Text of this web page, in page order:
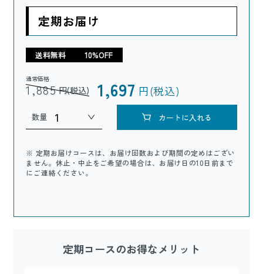
定期お届け
送料無料 10%OFF
通常価格
1,885 円(税込) 1,697 円(税込)
数量 カートに入れる
※ 定期お届けコースは、お届け回数および期間の定めはござい
ません。休止・中止をご希望の場合は、お届け日の10日前まで
にご連絡ください。
定期コースのお得なメリット